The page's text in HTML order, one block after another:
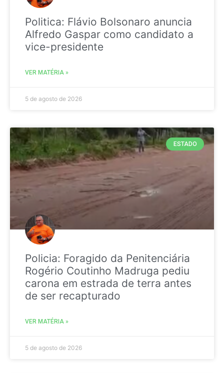
Politica: Flávio Bolsonaro anuncia
Alfredo Gaspar como candidato a
vice-presidente
VER MATÉRIA »
5 de agosto de 2026
ESTADO
Policia: Foragido da Penitenciária
Rogério Coutinho Madruga pediu
carona em estrada de terra antes
de ser recapturado
VER MATÉRIA »
5 de agosto de 2026